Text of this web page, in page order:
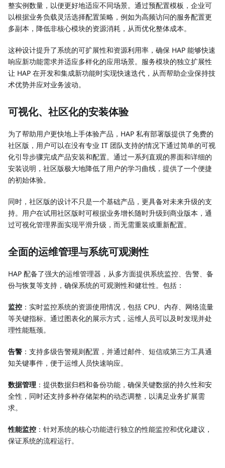
整实例数量，以便更好地适应不同场景。通过预配置模板，企业可
以根据业务负载灵活选择配置策略，例如为高频访问的服务配置更
多副本，降低非核心模块的资源消耗，从而优化整体成本。
这种设计提升了系统的可扩展性和资源利用率，确保 HAP 能够快速
响应新功能需求并适应多样化的应用场景。服务模块的独立扩展性
让 HAP 在开发和集成新功能时实现快速迭代，从而帮助企业保持技
术优势并应对业务波动。
可视化、社区化的安装体验
为了帮助用户更快地上手体验产品，HAP 私有部署版提供了免费的
社区版，用户可以在没有专业 IT 团队支持的情况下通过简单的可视
化引导步骤完成产品安装和配置。通过一系列直观的界面和详细的
安装说明，社区版极大地降低了用户的学习曲线，提供了一个便捷
的初始体验。
同时，社区版的设计不只是一个基础产品，更具备对未来升级的支
持。用户在试用社区版时可根据业务增长随时升级到商业版本，通
过可视化管理界面实现平滑升级，而无需重装或重新配置。
全面的运维管理与系统可观测性
HAP 配备了强大的运维管理器，从多方面提供系统监控、告警、备
份与恢复等支持，确保系统的可观测性和健壮性。包括：
监控 ：实时监控系统的资源使用情况，包括 CPU、内存、网络流量
等关键指标。通过图表化的展示方式，运维人员可以及时发现并处
理性能瓶颈。
告警 ：支持多级告警规则配置，并通过邮件、短信或第三方工具通
知关键事件，便于运维人员快速响应。
数据管理 ：提供数据归档和备份功能，确保关键数据的持久性和安
全性，同时还支持多种存储架构的动态调整，以满足业务扩展需
求。
性能监控 ：针对系统的核心功能进行独立的性能监控和优化建议，
保证系统的流程运行。